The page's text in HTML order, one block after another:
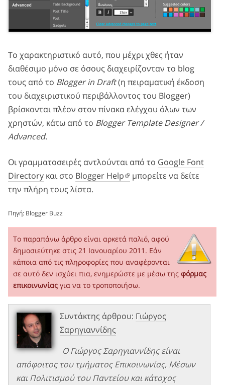
Το χαρακτηριστικό αυτό, που μέχρι χθες ήταν
διαθέσιμο μόνο σε όσους διαχειρίζονταν το blog
τους από το Blogger in Draft(η πειραματική έκδοση
του διαχειριστικού περιβάλλοντος του Blogger)
βρίσκονται πλέον στον πίνακα ελέγχου όλων των
χρηστών, κάτω από το Blogger Template Designer /
Advanced.
Οι γραμματοσειρές αντλούνται από το Google Font
Directory και στο Blogger Help
μπορείτε να δείτε
την πλήρη τους λίστα.
Πηγή: Blogger Buzz
Το παραπάνω άρθρο είναι αρκετά παλιό, αφού
δημοσιεύτηκε στις 21 Ιανουαρίου 2011. Εάν
κάποια από τις πληροφορίες που αναφέρονται
σε αυτό δεν ισχύει πια, ενημερώστε με μέσω της φόρμας
επικοινωνίας για να το τροποποιήσω.
Συντάκτης άρθρου: Γιώργος
Σαρηγιαννίδης
Ο Γιώργος Σαρηγιαννίδης είναι
απόφοιτος του τμήματος Επικοινωνίας, Μέσων
και Πολιτισμού του Παντείου και κάτοχος